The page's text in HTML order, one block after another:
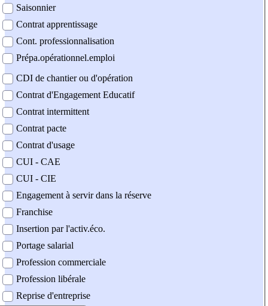
Saisonnier
Contrat apprentissage
Cont. professionnalisation
Prépa.opérationnel.emploi
CDI de chantier ou d'opération
Contrat d'Engagement Educatif
Contrat intermittent
Contrat pacte
Contrat d'usage
CUI - CAE
CUI - CIE
Engagement à servir dans la réserve
Franchise
Insertion par l'activ.éco.
Portage salarial
Profession commerciale
Profession libérale
Reprise d'entreprise